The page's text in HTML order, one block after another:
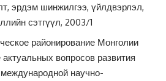
эрдэм шинжилгээ, үйлдвэрлэл,
сэтгүүл, 2003/1
районирование Монголии
вопросов развития
научно-